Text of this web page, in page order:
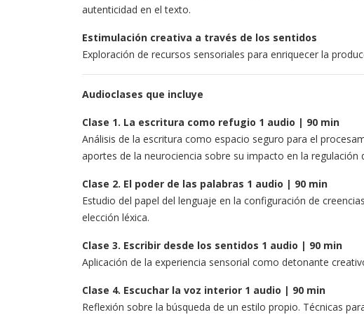
autenticidad en el texto.
Estimulación creativa a través de los sentidos
Exploración de recursos sensoriales para enriquecer la
Audioclases que incluye
Clase 1. La escritura como refugio 1 audio | 90 min
Análisis de la escritura como espacio seguro para el
aportes de la neurociencia sobre su impacto en la regulación
Clase 2. El poder de las palabras 1 audio | 90 min
Estudio del papel del lenguaje en la configuración de
elección léxica.
Clase 3. Escribir desde los sentidos 1 audio | 90 min
Aplicación de la experiencia sensorial como detonante
Clase 4. Escuchar la voz interior 1 audio | 90 min
Reflexión sobre la búsqueda de un estilo propio. Técnicas